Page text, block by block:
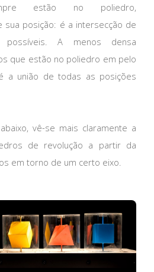
estão no poliedro,
sua posição: é a intersecção de
A menos densa
que estão no poliedro em pelo
a união de todas as posições
vê-se mais claramente a
de revolução a partir da
em torno de um certo eixo.